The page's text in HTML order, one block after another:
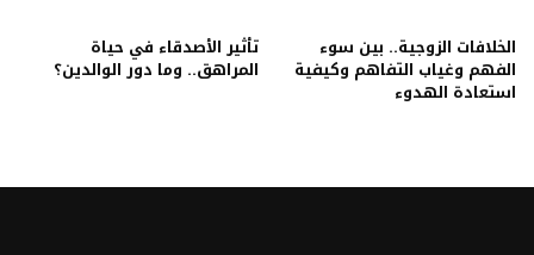
الخلافات الزوجية.. بين سوء
الفهم وغياب التفاهم وكيفية
استعادة الهدوء
تأثير الأصدقاء في حياة
المراهق.. وما دور الوالدين؟